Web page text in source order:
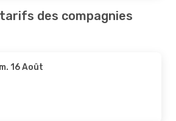
des compagnies
16 Août